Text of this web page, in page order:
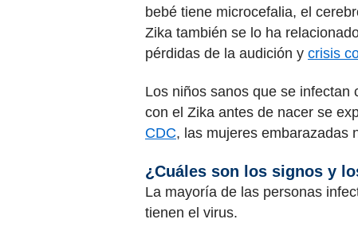
bebé tiene microcefalia, el
Zika también se lo ha
pérdidas de la audición y crisis
Los niños sanos que se infectan
con el Zika antes de nacer se
CDC, las mujeres embarazadas
¿Cuáles son los signos y
La mayoría de las personas
tienen el virus.